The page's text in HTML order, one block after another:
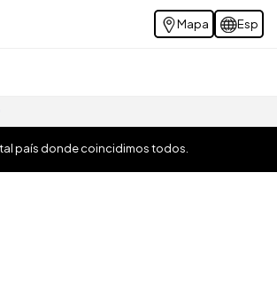
Mapa Esp
país donde coincidimos todos.